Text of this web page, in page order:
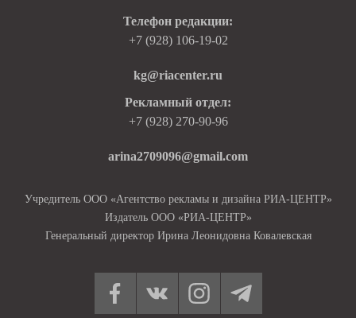
Телефон редакции:
+7 (928) 106-19-02
kg@riacenter.ru
Рекламный отдел:
+7 (928) 270-90-96
arina2709096@gmail.com
Учредитель ООО «Агентство рекламы и дизайна РИА-ЦЕНТР»
Издатель ООО «РИА-ЦЕНТР»
Генеральный директор Ирина Леонидовна Ковалевская